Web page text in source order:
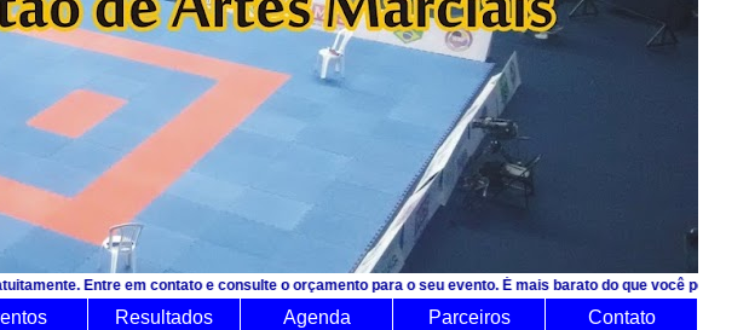
em contato e consulte o orçamento para o seu evento. É mais barato do que você pensa!
Resultados Agenda Parceiros Contato